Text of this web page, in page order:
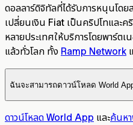
ดอลลาร์ดิจิทัลที่ได้รับการหนุนโด
เปลี่ยนเงิน Fiat เป็นคริปโทและค
หลายประเทศให้บริการโดยพาร์ต
แล้วทั่วโลก ทั้ง Ramp Network
ฉันจะสามารถดาวน์โหลด World
ดาวน์โหลด World App และค้นห